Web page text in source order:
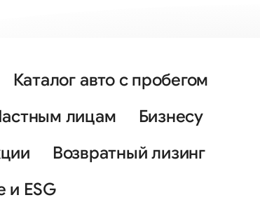
Каталог авто с пробегом
лицам
Бизнесу
Возвратный лизинг
и ESG